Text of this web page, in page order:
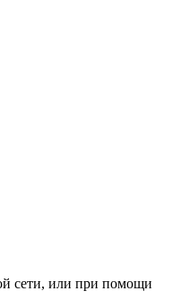
сети, или при помощи